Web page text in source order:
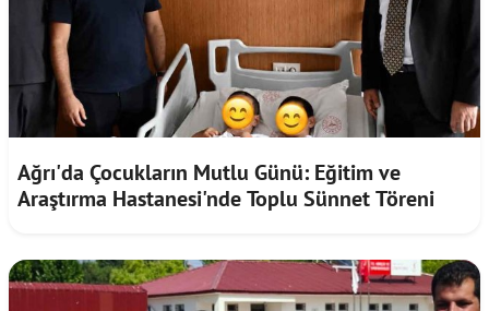
Ağrı'da Çocukların Mutlu Günü: Eğitim ve
Araştırma Hastanesi'nde Toplu Sünnet Töreni